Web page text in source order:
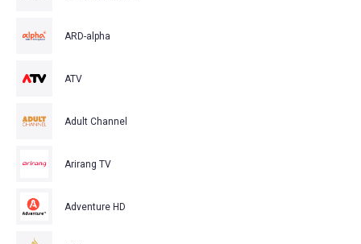
ARD-alpha
ATV
Adult Channel
Arirang TV
Adventure HD